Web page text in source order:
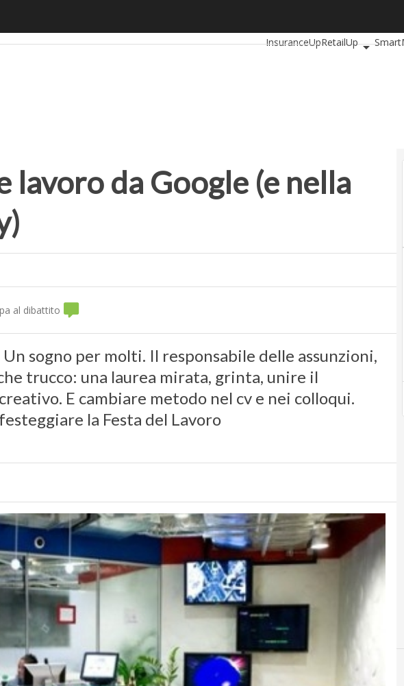
InsuranceUpRetailUp
lavoro da Google (e nella
al dibattito
Un sogno per molti. Il responsabile delle assunzioni,
trucco: una laurea mirata, grinta, unire il
E cambiare metodo nel cv e nei colloqui.
la Festa del Lavoro